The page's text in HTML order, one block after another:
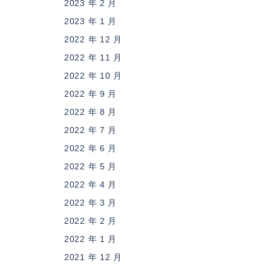
2023 年 2 月
2023 年 1 月
2022 年 12 月
2022 年 11 月
2022 年 10 月
2022 年 9 月
2022 年 8 月
2022 年 7 月
2022 年 6 月
2022 年 5 月
2022 年 4 月
2022 年 3 月
2022 年 2 月
2022 年 1 月
2021 年 12 月